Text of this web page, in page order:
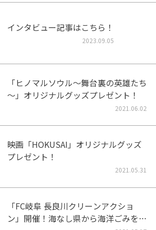
インタビュー記事はこちら！
2023.09.05
「ヒノマルソウル～舞台裏の英雄たち
～」オリジナルグッズプレゼント！
2021.06.02
映画「HOKUSAI」オリジナルグッズ
プレゼント！
2021.05.31
「FC岐阜 長良川クリーンアクショ
ン」開催！海なし県から海洋ごみをな